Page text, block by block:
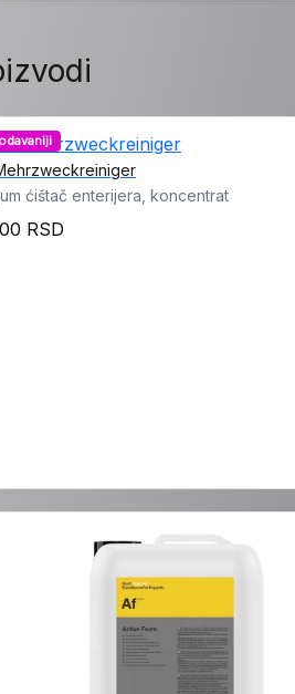
ćištač enterijera, koncentrat
RSD